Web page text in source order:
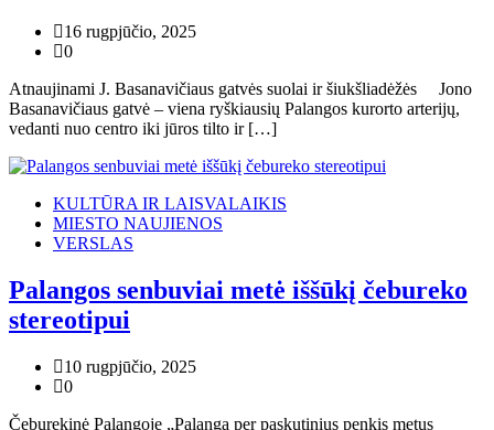
16 rugpjūčio, 2025
0
Atnaujinami J. Basanavičiaus gatvės suolai ir šiukšliadėžės Jono
Basanavičiaus gatvė – viena ryškiausių Palangos kurorto arterijų,
vedanti nuo centro iki jūros tilto ir […]
KULTŪRA IR LAISVALAIKIS
MIESTO NAUJIENOS
VERSLAS
Palangos senbuviai metė iššūkį čebureko
stereotipui
10 rugpjūčio, 2025
0
Čeburekinė Palangoje „Palanga per paskutinius penkis metus